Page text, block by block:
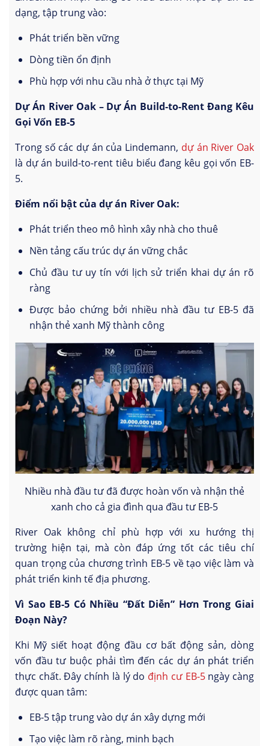
dạng, tập trung vào:
Phát triển bền vững
Dòng tiền ổn định
Phù hợp với nhu cầu nhà ở thực tại Mỹ
Dự Án River Oak – Dự Án Build-to-Rent Đang Kêu
Gọi Vốn EB-5
Trong số các dự án của Lindemann, dự án River Oak
là dự án build-to-rent tiêu biểu đang kêu gọi vốn EB-
5.
Điểm nổi bật của dự án River Oak:
Phát triển theo mô hình xây nhà cho thuê
Nền tảng cấu trúc dự án vững chắc
Chủ đầu tư uy tín với lịch sử triển khai dự án rõ
ràng
Được bảo chứng bởi nhiều nhà đầu tư EB-5 đã
nhận thẻ xanh Mỹ thành công
Nhiều nhà đầu tư đã được hoàn vốn và nhận thẻ
xanh cho cả gia đình qua đầu tư EB-5
River Oak không chỉ phù hợp với xu hướng thị
trường hiện tại, mà còn đáp ứng tốt các tiêu chí
quan trọng của chương trình EB-5 về tạo việc làm và
phát triển kinh tế địa phương.
Vì Sao EB-5 Có Nhiều “Đất Diễn” Hơn Trong Giai
Đoạn Này?
Khi Mỹ siết hoạt động đầu cơ bất động sản, dòng
vốn đầu tư buộc phải tìm đến các dự án phát triển
thực chất. Đây chính là lý do định cư EB-5ngày càng
được quan tâm:
EB-5 tập trung vào dự án xây dựng mới
Tạo việc làm rõ ràng, minh bạch